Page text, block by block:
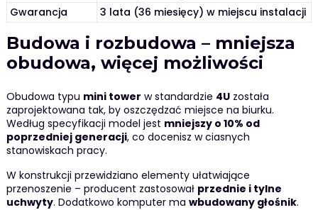
Gwarancja
3 lata (36 miesięcy) w miejscu instalacji
Budowa i rozbudowa – mniejsza
obudowa, więcej możliwości
Obudowa typu mini tower w standardzie 4Uzostała
zaprojektowana tak, by oszczędzać miejsce na biurku.
Według specyfikacji model jest mniejszy o 10% od
poprzedniej generacji, co docenisz w ciasnych
stanowiskach pracy.
W konstrukcji przewidziano elementy ułatwiające
przenoszenie – producent zastosował przednie i tylne
uchwyty. Dodatkowo komputer ma wbudowany głośnik.